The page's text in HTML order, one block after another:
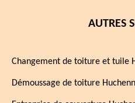
AUTRES
Changement de toiture et tuile
Démoussage de toiture